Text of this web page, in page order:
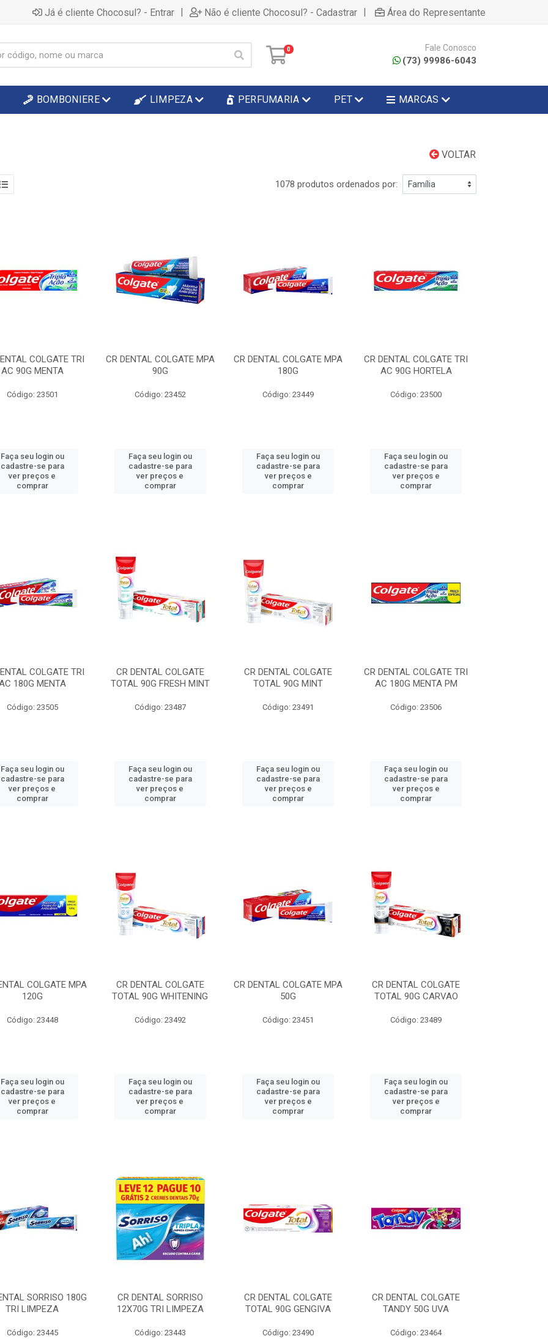
Já é cliente Chocosul? - Entrar | Não é cliente Chocosul? - Cadastrar | Área do Representante
0 Fale Conosco
(73) 99986-6043
BOMBONIERE LIMPEZA PERFUMARIA PET MARCAS
VOLTAR
1078 produtos ordenados por:
COLGATE TRI
AC 90G MENTA
Código: 23501
Faça seu login ou
cadastre-se para
ver preços e
comprar
CR DENTAL COLGATE MPA
90G
Código: 23452
Faça seu login ou
cadastre-se para
ver preços e
comprar
CR DENTAL COLGATE MPA
180G
Código: 23449
Faça seu login ou
cadastre-se para
ver preços e
comprar
CR DENTAL COLGATE TRI
AC 90G HORTELA
Código: 23500
Faça seu login ou
cadastre-se para
ver preços e
comprar
COLGATE TRI
180G MENTA
Código: 23505
Faça seu login ou
cadastre-se para
ver preços e
comprar
CR DENTAL COLGATE
TOTAL 90G FRESH MINT
Código: 23487
Faça seu login ou
cadastre-se para
ver preços e
comprar
CR DENTAL COLGATE
TOTAL 90G MINT
Código: 23491
Faça seu login ou
cadastre-se para
ver preços e
comprar
CR DENTAL COLGATE TRI
AC 180G MENTA PM
Código: 23506
Faça seu login ou
cadastre-se para
ver preços e
comprar
COLGATE MPA
120G
Código: 23448
Faça seu login ou
cadastre-se para
ver preços e
comprar
CR DENTAL COLGATE
TOTAL 90G WHITENING
Código: 23492
Faça seu login ou
cadastre-se para
ver preços e
comprar
CR DENTAL COLGATE MPA
50G
Código: 23451
Faça seu login ou
cadastre-se para
ver preços e
comprar
CR DENTAL COLGATE
TOTAL 90G CARVAO
Código: 23489
Faça seu login ou
cadastre-se para
ver preços e
comprar
SORRISO 180G
TRI LIMPEZA
Código: 23445
CR DENTAL SORRISO
12X70G TRI LIMPEZA
Código: 23443
CR DENTAL COLGATE
TOTAL 90G GENGIVA
Código: 23490
CR DENTAL COLGATE
TANDY 50G UVA
Código: 23464